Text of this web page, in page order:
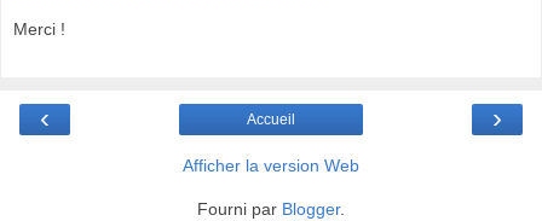
Merci !
‹ ›
Accueil
Afficher la version Web
Fourni par Blogger.